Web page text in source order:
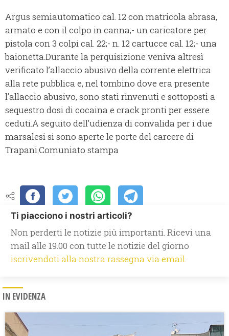
Argus semiautomatico cal. 12 con matricola abrasa,
armato e con il colpo in canna;- un caricatore per
pistola con 3 colpi cal. 22;- n. 12 cartucce cal. 12;- una
baionetta.Durante la perquisizione veniva altresì
verificato l’allaccio abusivo della corrente elettrica
alla rete pubblica e, nel tombino dove era presente
l’allaccio abusivo, sono stati rinvenuti e sottoposti a
sequestro dosi di cocaina e crack pronti per essere
ceduti.A seguito dell’udienza di convalida per i due
marsalesi si sono aperte le porte del carcere di
Trapani.Comuniato stampa
Ti piacciono i nostri articoli?
Non perderti le notizie più importanti. Ricevi una
mail alle 19.00 con tutte le notizie del giorno
iscrivendoti alla nostra rassegna via email.
IN EVIDENZA